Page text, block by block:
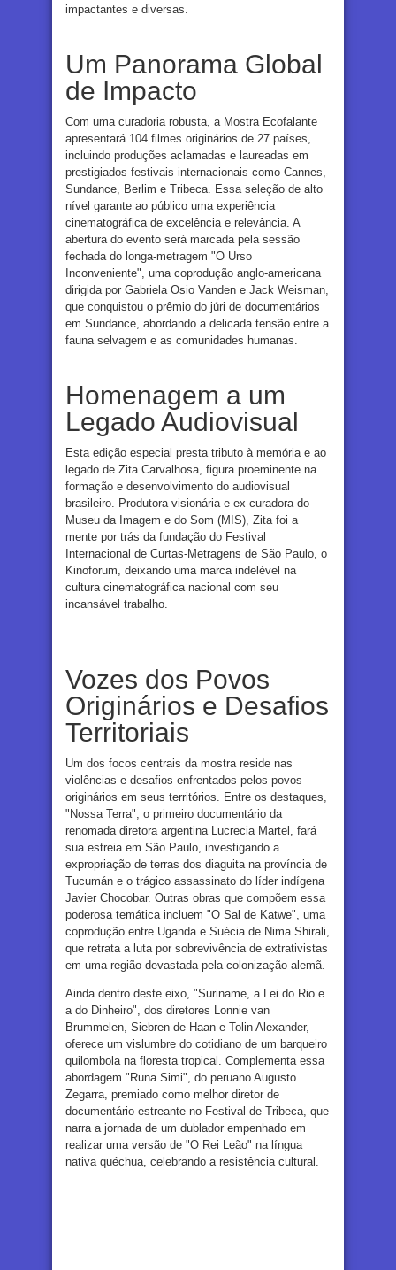
impactantes e diversas.
Um Panorama Global
de Impacto
Com uma curadoria robusta, a Mostra Ecofalante
apresentará 104 filmes originários de 27 países,
incluindo produções aclamadas e laureadas em
prestigiados festivais internacionais como Cannes,
Sundance, Berlim e Tribeca. Essa seleção de alto
nível garante ao público uma experiência
cinematográfica de excelência e relevância. A
abertura do evento será marcada pela sessão
fechada do longa-metragem "O Urso
Inconveniente", uma coprodução anglo-americana
dirigida por Gabriela Osio Vanden e Jack Weisman,
que conquistou o prêmio do júri de documentários
em Sundance, abordando a delicada tensão entre a
fauna selvagem e as comunidades humanas.
Homenagem a um
Legado Audiovisual
Esta edição especial presta tributo à memória e ao
legado de Zita Carvalhosa, figura proeminente na
formação e desenvolvimento do audiovisual
brasileiro. Produtora visionária e ex-curadora do
Museu da Imagem e do Som (MIS), Zita foi a
mente por trás da fundação do Festival
Internacional de Curtas-Metragens de São Paulo, o
Kinoforum, deixando uma marca indelével na
cultura cinematográfica nacional com seu
incansável trabalho.
Vozes dos Povos
Originários e Desafios
Territoriais
Um dos focos centrais da mostra reside nas
violências e desafios enfrentados pelos povos
originários em seus territórios. Entre os destaques,
"Nossa Terra", o primeiro documentário da
renomada diretora argentina Lucrecia Martel, fará
sua estreia em São Paulo, investigando a
expropriação de terras dos diaguita na província de
Tucumán e o trágico assassinato do líder indígena
Javier Chocobar. Outras obras que compõem essa
poderosa temática incluem "O Sal de Katwe", uma
coprodução entre Uganda e Suécia de Nima Shirali,
que retrata a luta por sobrevivência de extrativistas
em uma região devastada pela colonização alemã.
Ainda dentro deste eixo, "Suriname, a Lei do Rio e
a do Dinheiro", dos diretores Lonnie van
Brummelen, Siebren de Haan e Tolin Alexander,
oferece um vislumbre do cotidiano de um barqueiro
quilombola na floresta tropical. Complementa essa
abordagem "Runa Simi", do peruano Augusto
Zegarra, premiado como melhor diretor de
documentário estreante no Festival de Tribeca, que
narra a jornada de um dublador empenhado em
realizar uma versão de "O Rei Leão" na língua
nativa quéchua, celebrando a resistência cultural.